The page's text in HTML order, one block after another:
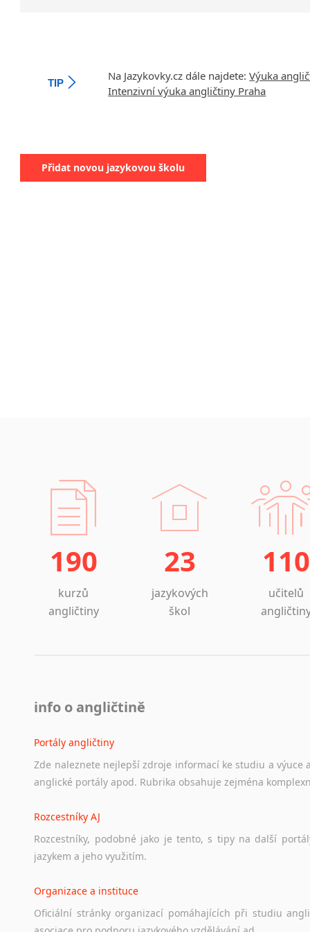
TIP
Na Jazykovky.cz dále najdete:Výuka
Intenzivní výuka angličtiny Praha
Přidat novou jazykovou školu
190
kurzů
angličtiny
23
jazykových
škol
110
učitelů
info o angličtině
Portály angličtiny
Zde naleznete nejlepší zdroje informací ke studiu a výuce
anglické portály apod. Rubrika obsahuje zejména
Rozcestníky AJ
Rozcestníky, podobné jako je tento, s tipy na další
jazykem a jeho využitím.
Organizace a instituce
Oficiální stránky organizací pomáhajících při studiu